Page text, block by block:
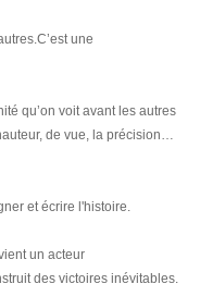
une
qu’on voit avant les autres
de vue, la précision…
et écrire l'histoire.
un acteur
des victoires inévitables.